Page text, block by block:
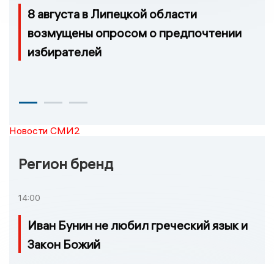
8 августа в Липецкой области
возмущены опросом о предпочтении
избирателей
Новости СМИ2
Регион бренд
14:00
Иван Бунин не любил греческий язык и
Закон Божий